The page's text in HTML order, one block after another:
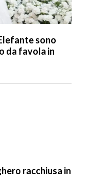
sono
da favola in
racchiusa in